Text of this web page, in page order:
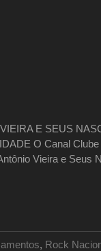
E SEUS
O Canal
Vieira e Seus
, Rock